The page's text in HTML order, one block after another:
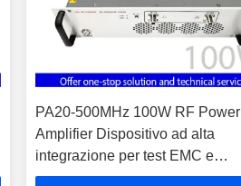
PA20-500MHz 100W RF Power
Amplifier Dispositivo ad alta
integrazione per test EMC e
amplificazione del segnale